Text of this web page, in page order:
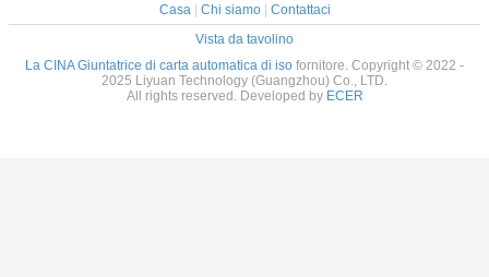
Casa| Chi siamo| Contattaci
Vista da tavolino
La CINA Giuntatrice di carta automatica di iso fornitore. Copyright © 2022 -
2025 Liyuan Technology (Guangzhou) Co., LTD.
All rights reserved. Developed by ECER